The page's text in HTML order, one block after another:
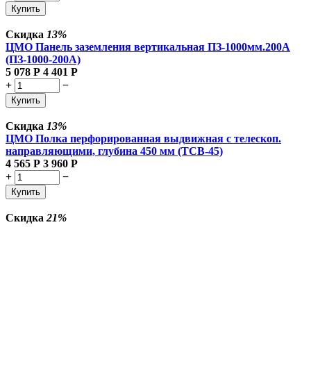
Купить
Скидка 13%
ЦМО Панель заземления вертикальная ПЗ-1000мм.200А
(ПЗ-1000-200А)
5 078 Р 4 401 Р
+
−
Купить
Скидка 13%
ЦМО Полка перфорированная выдвижная с телескоп.
направляющими, глубина 450 мм (ТСВ-45)
4 565 Р 3 960 Р
+
−
Купить
Скидка 21%